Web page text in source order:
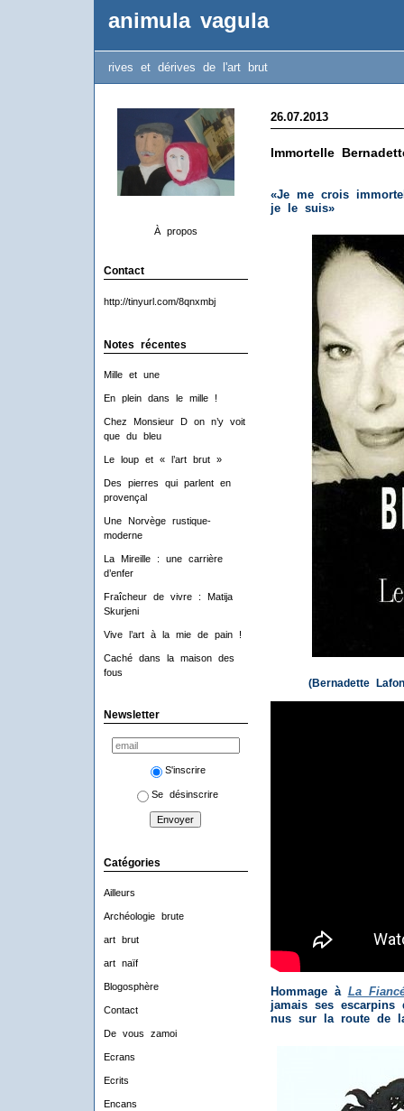
animula vagula
rives et dérives de l'art brut
À propos
Contact
http://tinyurl.com/8qnxmbj
Notes récentes
Mille et une
En plein dans le mille !
Chez Monsieur D on n’y voit
que du bleu
Le loup et « l’art brut »
Des pierres qui parlent en
provençal
Une Norvège rustique-
moderne
La Mireille : une carrière
d’enfer
Fraîcheur de vivre : Matija
Skurjeni
Vive l’art à la mie de pain !
Caché dans la maison des
fous
Newsletter
S'inscrire
Se désinscrire
Catégories
Ailleurs
Archéologie brute
art brut
art naïf
Blogosphère
Contact
De vous zamoi
Ecrans
Ecrits
Encans
26.07.2013
Immortelle
«Je me crois
je le suis»
(Bernadette
Hommage à La
jamais ses
nus sur la route de